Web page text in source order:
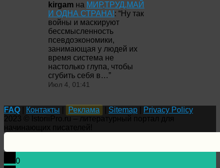
kirgam на МИР,ТРУД,МАЙ
И ОДНА СТРАНА!: “Ну так
войны и маскируют
бессмысленность
псевдоэкономики,
занимающая у людей их
время система не
настолько глупа, чтобы
сгубить себя в…”
Июл 4, 01:41
FAQ Контакты Реклама Sitemap
Privacy Policy
0